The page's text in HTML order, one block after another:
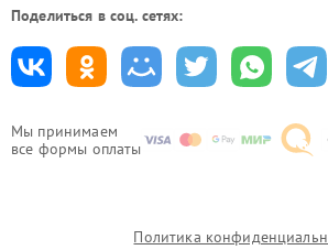
Мы принимаем
все формы оплаты
Поделиться в соц. сетях:
Политика